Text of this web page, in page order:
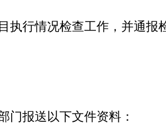
执行情况检查工作，并通报
门报送以下文件资料：